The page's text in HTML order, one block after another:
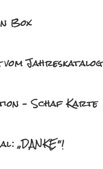
Box
Jahreskatalog
– Schaf Karte
„DANKE“!